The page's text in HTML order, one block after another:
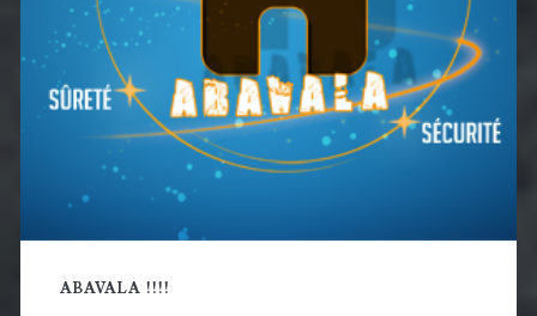
ABAVALA !!!!